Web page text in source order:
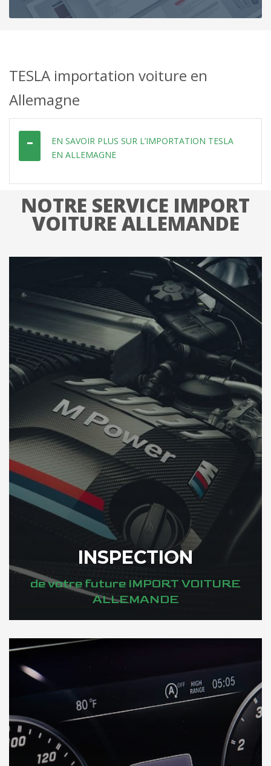
TESLA importation voiture en
Allemagne
EN SAVOIR PLUS SUR L’IMPORTATION TESLA
EN ALLEMAGNE
NOTRE SERVICE IMPORT
VOITURE ALLEMANDE
INSPECTION
de votre future IMPORT VOITURE
ALLEMANDE
DÉCOUVREZ VOTRE INSPECTION AUTO EN ALLEMAGNE